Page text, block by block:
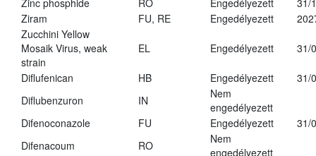
Zinc phosphide
RO Engedélyezett
31/
Ziram
FU, RE Engedélyezett
Zucchini Yellow
Mosaik Virus, weak
strain
EL Engedélyezett 31/
Diflufenican HB Engedélyezett
31/
Diflubenzuron
IN
Nem
engedélyezett
Difenoconazole
FU Engedélyezett
31/
Difenacoum
RO
Nem
engedélyezett